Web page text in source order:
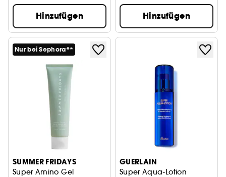
Hinzufügen Hinzufügen
Nur bei Sephora**
SUMMER FRIDAYS
Super Amino Gel
GUERLAIN
Super Aqua-Lotion